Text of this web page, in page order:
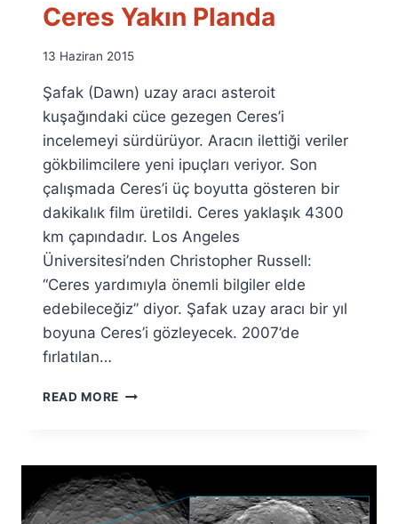
Ceres Yakın Planda
By
Fuat
Özyar
13 Haziran 2015
Şafak (Dawn) uzay aracı asteroit
kuşağındaki cüce gezegen Ceres’i
incelemeyi sürdürüyor. Aracın ilettiği veriler
gökbilimcilere yeni ipuçları veriyor. Son
çalışmada Ceres’i üç boyutta gösteren bir
dakikalık film üretildi. Ceres yaklaşık 4300
km çapındadır. Los Angeles
Üniversitesi’nden Christopher Russell:
“Ceres yardımıyla önemli bilgiler elde
edebileceğiz” diyor. Şafak uzay aracı bir yıl
boyuna Ceres’i gözleyecek. 2007’de
fırlatılan…
READ MORE CERES